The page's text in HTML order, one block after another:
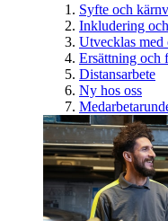
Syfte och
Inkludering
Utvecklas med
Ersättning och
Distansarbete
Ny hos oss